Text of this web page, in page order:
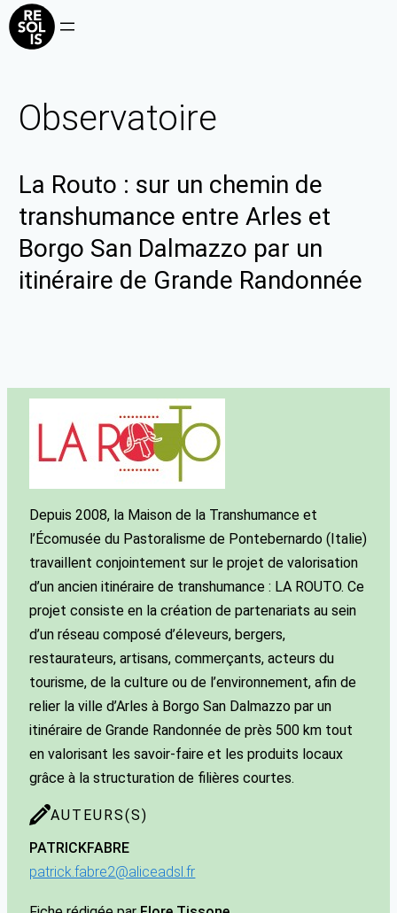
Observatoire
La Routo : sur un chemin de
transhumance entre Arles et
Borgo San Dalmazzo par un
itinéraire de Grande Randonnée
Depuis 2008, la Maison de la Transhumance et
l’Écomusée du Pastoralisme de Pontebernardo (Italie)
travaillent conjointement sur le projet de valorisation
d’un ancien itinéraire de transhumance : LA ROUTO. Ce
projet consiste en la création de partenariats au sein
d’un réseau composé d’éleveurs, bergers,
restaurateurs, artisans, commerçants, acteurs du
tourisme, de la culture ou de l’environnement, afin de
relier la ville d’Arles à Borgo San Dalmazzo par un
itinéraire de Grande Randonnée de près 500 km tout
en valorisant les savoir-faire et les produits locaux
grâce à la structuration de filières courtes.
AUTEURS(S)
PATRICKFABRE
patrick.fabre2@aliceadsl.fr